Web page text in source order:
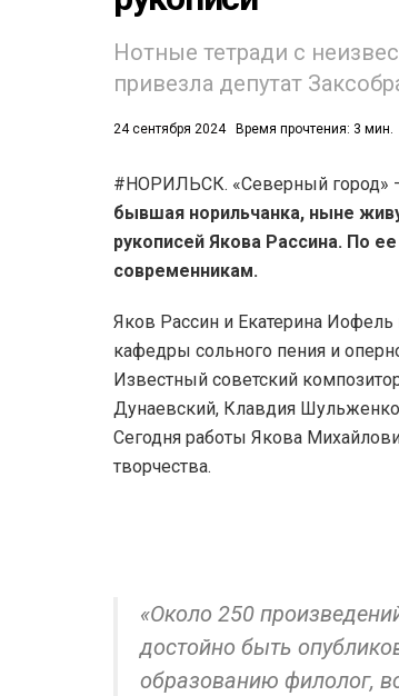
Нотные тетради с
привезла депутат
24 сентября 2024 Время прочтения: 3 мин.
#НОРИЛЬСК. «Северный город»
бывшая норильчанка, ныне
рукописей Якова Рассина. По
современникам.
Яков Рассин и Екатерина Иофель
кафедры сольного пения и
Известный советский
Дунаевский, Клавдия
Сегодня работы Якова
творчества.
«Около 250
достойно быть
образованию филолог,